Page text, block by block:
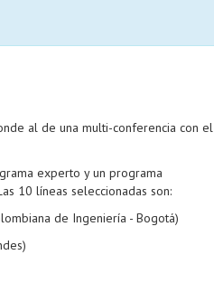
al de una multi-conferencia con el
experto y un programa
10 líneas seleccionadas son:
de Ingeniería - Bogotá)